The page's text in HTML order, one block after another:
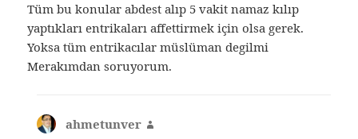
Tüm bu konular abdest alıp 5 vakit namaz kılıp
yaptıkları entrikaları affettirmek için olsa gerek.
Yoksa tüm entrikacılar müslüman degilmi
Merakımdan soruyorum.
ahmetunver